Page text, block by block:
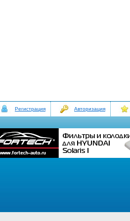
Регистрация Авторизация